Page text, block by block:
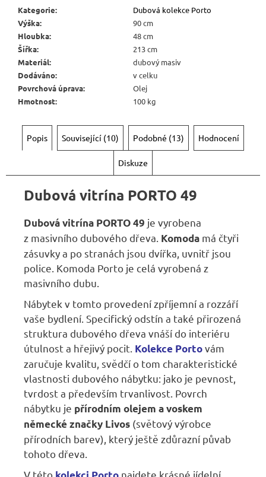
Kategorie:
Dubová kolekce Porto
Výška:
90 cm
Hloubka:
48 cm
Šířka:
213 cm
Materiál:
dubový masiv
Dodáváno:
v celku
Povrchová úprava:
Olej
Hmotnost: 100 kg
Popis Související (10) Podobné (13) Hodnocení
Diskuze
Dubová vitrína PORTO 49
Dubová vitrína PORTO 49 je vyrobena
z masivního dubového dřeva. Komoda má čtyři
zásuvky a po stranách jsou dvířka, uvnitř jsou
police. Komoda Porto je celá vyrobená z
masivního dubu.
Nábytek v tomto provedení zpříjemní a rozzáří
vaše bydlení. Specifický odstín a také přirozená
struktura dubového dřeva vnáší do interiéru
útulnost a hřejivý pocit. Kolekce Portovám
zaručuje kvalitu, svědčí o tom charakteristické
vlastnosti dubového nábytku: jako je pevnost,
tvrdost a především trvanlivost. Povrch
nábytku je přírodním olejem a voskem
německé značky Livos (světový výrobce
přírodních barev), který ještě zdůrazní půvab
tohoto dřeva.
ÚLOŽNÝM
PROSTOREM
048
Kč
Původně:
720
Kč